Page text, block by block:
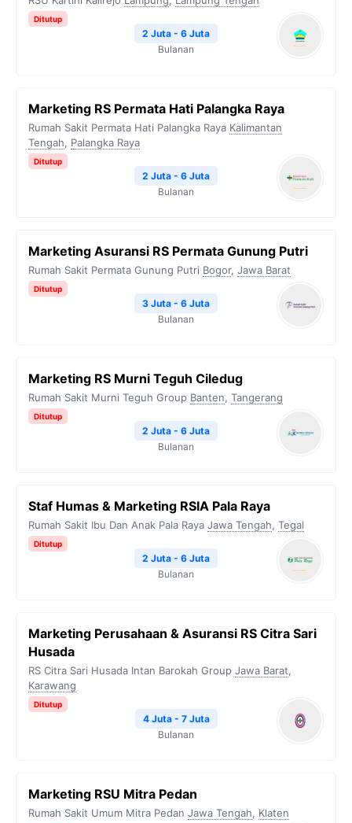
Ditutup
2 Juta - 6 Juta
Bulanan
Marketing RS Permata Hati Palangka Raya
Rumah Sakit Permata Hati Palangka Raya Kalimantan
Tengah, Palangka Raya
Ditutup
2 Juta - 6 Juta
Bulanan
Marketing Asuransi RS Permata Gunung Putri
Rumah Sakit Permata Gunung Putri Bogor, Jawa Barat
Ditutup
3 Juta - 6 Juta
Bulanan
Marketing RS Murni Teguh Ciledug
Rumah Sakit Murni Teguh Group Banten, Tangerang
Ditutup
2 Juta - 6 Juta
Bulanan
Staf Humas & Marketing RSIA Pala Raya
Rumah Sakit Ibu Dan Anak Pala Raya Jawa Tengah, Tegal
Ditutup
2 Juta - 6 Juta
Bulanan
Marketing Perusahaan & Asuransi RS Citra Sari
Husada
RS Citra Sari Husada Intan Barokah Group Jawa Barat,
Karawang
Ditutup
4 Juta - 7 Juta
Bulanan
Marketing RSU Mitra Pedan
Rumah Sakit Umum Mitra Pedan Jawa Tengah, Klaten